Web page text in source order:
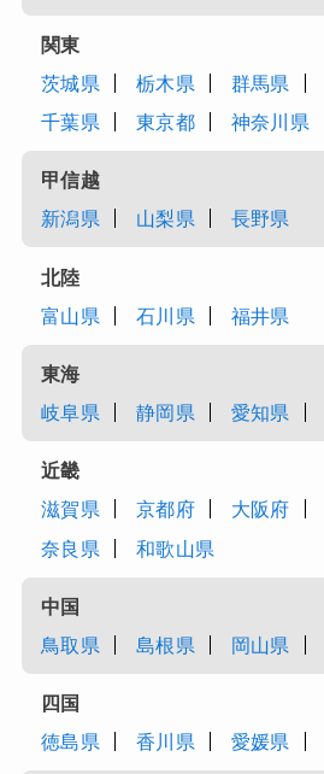
関東
茨城県
栃木県 群馬県
千葉県
東京都 神奈川県
甲信越
新潟県
山梨県 長野県
北陸
富山県
石川県 福井県
東海
岐阜県
静岡県 愛知県
近畿
滋賀県
京都府 大阪府
奈良県
和歌山県
中国
鳥取県
島根県 岡山県
四国
徳島県
香川県 愛媛県